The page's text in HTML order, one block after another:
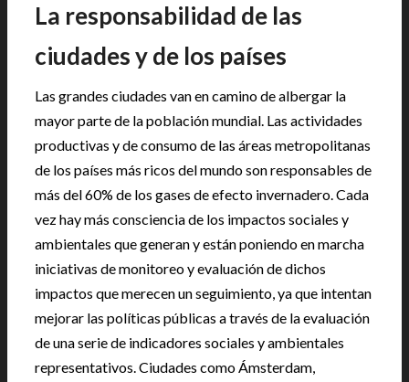
La responsabilidad de las
ciudades y de los países
Las grandes ciudades van en camino de albergar la
mayor parte de la población mundial. Las actividades
productivas y de consumo de las áreas metropolitanas
de los países más ricos del mundo son responsables de
más del 60% de los gases de efecto invernadero. Cada
vez hay más consciencia de los impactos sociales y
ambientales que generan y están poniendo en marcha
iniciativas de monitoreo y evaluación de dichos
impactos que merecen un seguimiento, ya que intentan
mejorar las políticas públicas a través de la evaluación
de una serie de indicadores sociales y ambientales
representativos. Ciudades como Ámsterdam,